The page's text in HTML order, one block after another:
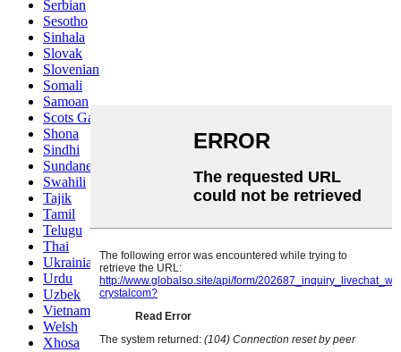
Serbian
Sesotho
Sinhala
Slovak
Slovenian
Somali
Samoan
Scots Gaelic
Shona
Sindhi
Sundanese
Swahili
Tajik
Tamil
Telugu
Thai
Ukrainian
Urdu
Uzbek
Vietnamese
Welsh
Xhosa